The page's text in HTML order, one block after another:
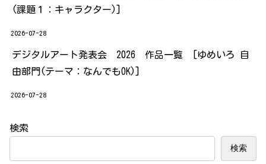
(課題１：キャラクター)]
2026-07-28
デジタルアート発表会 2026 作品一覧 [ゆめいろ 自
由部門(テーマ：なんでもOK)]
2026-07-28
検索
検索